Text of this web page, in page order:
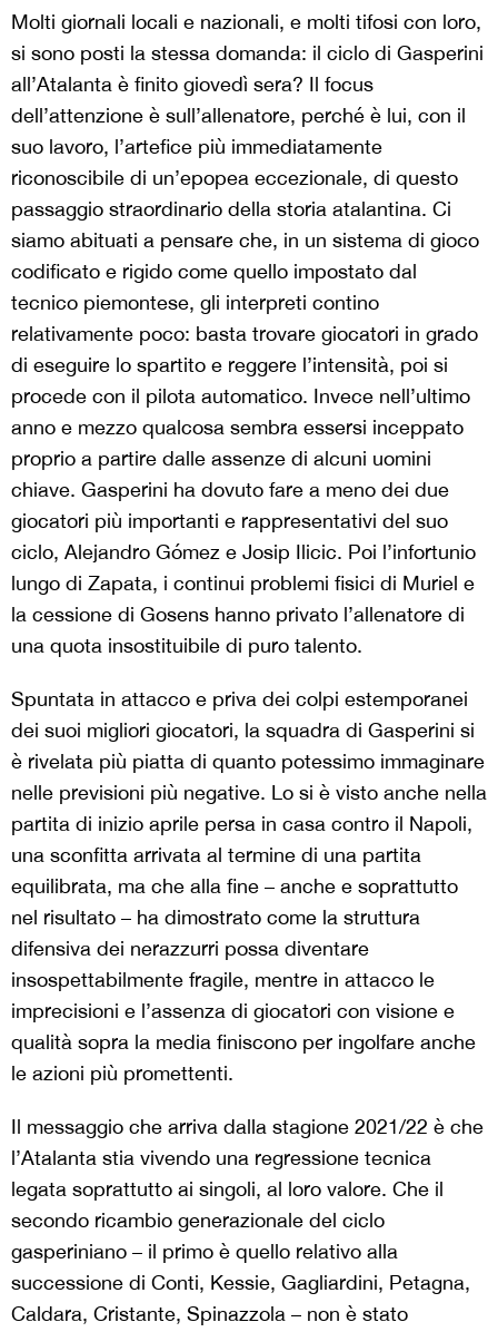
Molti giornali locali e nazionali, e molti tifosi con loro,
si sono posti la stessa domanda: il ciclo di Gasperini
all’Atalanta è finito giovedì sera? Il focus
dell’attenzione è sull’allenatore, perché è lui, con il
suo lavoro, l’artefice più immediatamente
riconoscibile di un’epopea eccezionale, di questo
passaggio straordinario della storia atalantina. Ci
siamo abituati a pensare che, in un sistema di gioco
codificato e rigido come quello impostato dal
tecnico piemontese, gli interpreti contino
relativamente poco: basta trovare giocatori in grado
di eseguire lo spartito e reggere l’intensità, poi si
procede con il pilota automatico. Invece nell’ultimo
anno e mezzo qualcosa sembra essersi inceppato
proprio a partire dalle assenze di alcuni uomini
chiave. Gasperini ha dovuto fare a meno dei due
giocatori più importanti e rappresentativi del suo
ciclo, Alejandro Gómez e Josip Ilicic. Poi l’infortunio
lungo di Zapata, i continui problemi fisici di Muriel e
la cessione di Gosens hanno privato l’allenatore di
una quota insostituibile di puro talento.
Spuntata in attacco e priva dei colpi estemporanei
dei suoi migliori giocatori, la squadra di Gasperini si
è rivelata più piatta di quanto potessimo immaginare
nelle previsioni più negative. Lo si è visto anche nella
partita di inizio aprile persa in casa contro il Napoli,
una sconfitta arrivata al termine di una partita
equilibrata, ma che alla fine – anche e soprattutto
nel risultato – ha dimostrato come la struttura
difensiva dei nerazzurri possa diventare
insospettabilmente fragile, mentre in attacco le
imprecisioni e l’assenza di giocatori con visione e
qualità sopra la media finiscono per ingolfare anche
le azioni più promettenti.
Il messaggio che arriva dalla stagione 2021/22 è che
l’Atalanta stia vivendo una regressione tecnica
legata soprattutto ai singoli, al loro valore. Che il
secondo ricambio generazionale del ciclo
gasperiniano – il primo è quello relativo alla
successione di Conti, Kessie, Gagliardini, Petagna,
Caldara, Cristante, Spinazzola – non è stato